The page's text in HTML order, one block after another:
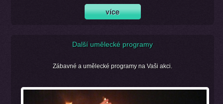
Další umělecké programy
Zábavné a umělecké programy na Vaši akci.